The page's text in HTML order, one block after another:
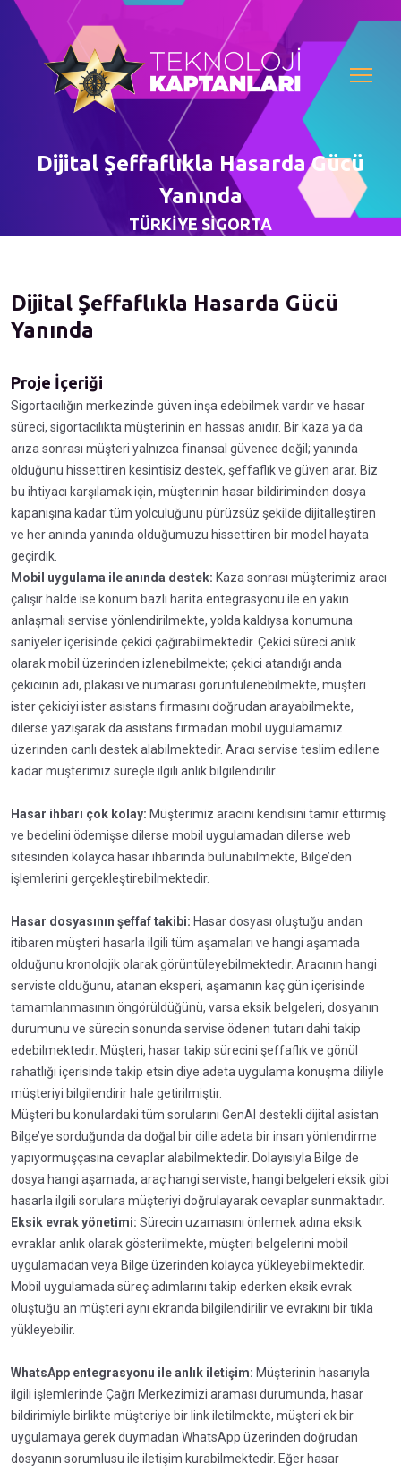
Dijital Şeffaflıkla Hasarda Gücü
Yanında
TÜRKİYE SİGORTA
Dijital Şeffaflıkla Hasarda Gücü
Yanında
Proje İçeriği
Sigortacılığın merkezinde güven inşa edebilmek vardır ve hasar
süreci, sigortacılıkta müşterinin en hassas anıdır. Bir kaza ya da
arıza sonrası müşteri yalnızca finansal güvence değil; yanında
olduğunu hissettiren kesintisiz destek, şeffaflık ve güven arar. Biz
bu ihtiyacı karşılamak için, müşterinin hasar bildiriminden dosya
kapanışına kadar tüm yolculuğunu pürüzsüz şekilde dijitalleştiren
ve her anında yanında olduğumuzu hissettiren bir model hayata
geçirdik.
Mobil uygulama ile anında destek: Kaza sonrası müşterimiz aracı
çalışır halde ise konum bazlı harita entegrasyonu ile en yakın
anlaşmalı servise yönlendirilmekte, yolda kaldıysa konumuna
saniyeler içerisinde çekici çağırabilmektedir. Çekici süreci anlık
olarak mobil üzerinden izlenebilmekte; çekici atandığı anda
çekicinin adı, plakası ve numarası görüntülenebilmekte, müşteri
ister çekiciyi ister asistans firmasını doğrudan arayabilmekte,
dilerse yazışarak da asistans firmadan mobil uygulamamız
üzerinden canlı destek alabilmektedir. Aracı servise teslim edilene
kadar müşterimiz süreçle ilgili anlık bilgilendirilir.
Hasar ihbarı çok kolay: Müşterimiz aracını kendisini tamir ettirmiş
ve bedelini ödemişse dilerse mobil uygulamadan dilerse web
sitesinden kolayca hasar ihbarında bulunabilmekte, Bilge’den
işlemlerini gerçekleştirebilmektedir.
Hasar dosyasının şeffaf takibi: Hasar dosyası oluştuğu andan
itibaren müşteri hasarla ilgili tüm aşamaları ve hangi aşamada
olduğunu kronolojik olarak görüntüleyebilmektedir. Aracının hangi
serviste olduğunu, atanan eksperi, aşamanın kaç gün içerisinde
tamamlanmasının öngörüldüğünü, varsa eksik belgeleri, dosyanın
durumunu ve sürecin sonunda servise ödenen tutarı dahi takip
edebilmektedir. Müşteri, hasar takip sürecini şeffaflık ve gönül
rahatlığı içerisinde takip etsin diye adeta uygulama konuşma diliyle
müşteriyi bilgilendirir hale getirilmiştir.
Müşteri bu konulardaki tüm sorularını GenAI destekli dijital asistan
Bilge’ye sorduğunda da doğal bir dille adeta bir insan yönlendirme
yapıyormuşçasına cevaplar alabilmektedir. Dolayısıyla Bilge de
dosya hangi aşamada, araç hangi serviste, hangi belgeleri eksik gibi
hasarla ilgili sorulara müşteriyi doğrulayarak cevaplar sunmaktadır.
Eksik evrak yönetimi: Sürecin uzamasını önlemek adına eksik
evraklar anlık olarak gösterilmekte, müşteri belgelerini mobil
uygulamadan veya Bilge üzerinden kolayca yükleyebilmektedir.
Mobil uygulamada süreç adımlarını takip ederken eksik evrak
oluştuğu an müşteri aynı ekranda bilgilendirilir ve evrakını bir tıkla
yükleyebilir.
WhatsApp entegrasyonu ile anlık iletişim: Müşterinin hasarıyla
ilgili işlemlerinde Çağrı Merkezimizi araması durumunda, hasar
bildirimiyle birlikte müşteriye bir link iletilmekte, müşteri ek bir
uygulamaya gerek duymadan WhatsApp üzerinden doğrudan
dosyanın sorumlusu ile iletişim kurabilmektedir. Eğer hasar